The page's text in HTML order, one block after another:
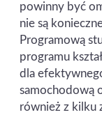
powinny być
nie są
Programową
programu
dla
samochodową
również z kilku